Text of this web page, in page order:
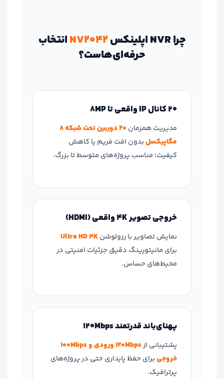
چرا NVR اپلینکس NV2042انتخاب
حرفه‌ای‌هاست؟
20 کانال IP واقعی تا 8MP
مدیریت همزمان
20 دوربین تحت شبکه 8
مگاپیکسلبدون افت فریم یا کاهش
کیفیت؛ مناسب پروژه‌های متوسط تا بزرگ.
خروجی تصویر 4K واقعی (HDMI)
نمایش تصاویر با رزولوشنUltra HD 4K
برای مانیتورینگ دقیق جزئیات امنیتی در
محیط‌های حساس.
پهنای‌باند قدرتمند 120Mbps
پشتیبانی از
120Mbps ورودی و 100Mbps
خروجیبرای حفظ پایداری حتی در پروژه‌های
پرترافیک.